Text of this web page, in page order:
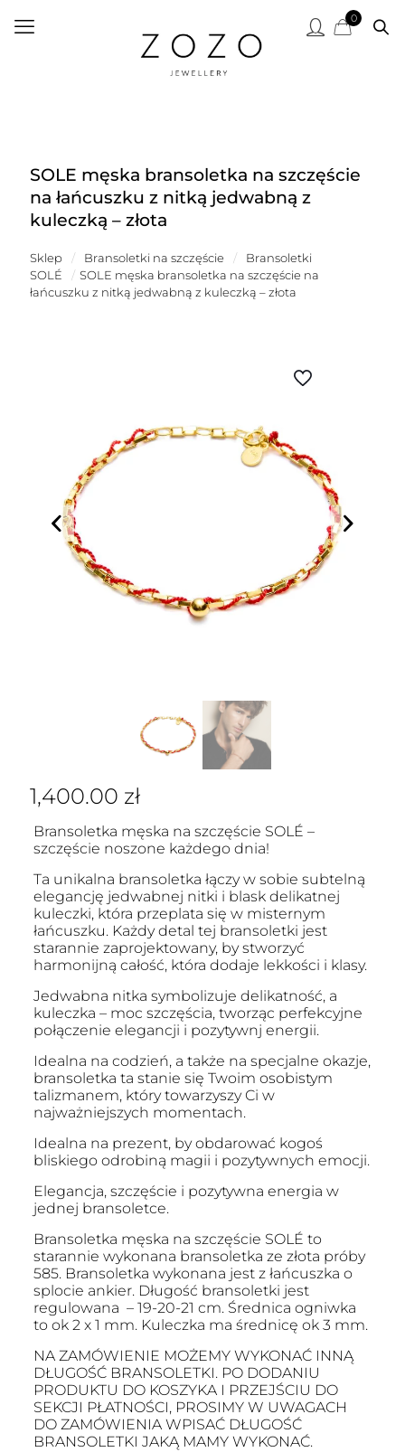
0
SOLE męska bransoletka na szczęście
na łańcuszku z nitką jedwabną z
kuleczką – złota
Sklep / Bransoletki na szczęście /
Bransoletki
SOLÉ
/ SOLE męska bransoletka na szczęście na
łańcuszku z nitką jedwabną z kuleczką – złota
1,400.00 zł
Bransoletka męska na szczęście SOLÉ –
szczęście noszone każdego dnia!
Ta unikalna bransoletka łączy w sobie subtelną
elegancję jedwabnej nitki i blask delikatnej
kuleczki, która przeplata się w misternym
łańcuszku. Każdy detal tej bransoletki jest
starannie zaprojektowany, by stworzyć
harmonijną całość, która dodaje lekkości i klasy.
Jedwabna nitka symbolizuje delikatność, a
kuleczka – moc szczęścia, tworząc perfekcyjne
połączenie elegancji i pozytywnj energii.
Idealna na codzień, a także na specjalne okazje,
bransoletka ta stanie się Twoim osobistym
talizmanem, który towarzyszy Ci w
najważniejszych momentach.
Idealna na prezent, by obdarować kogoś
bliskiego odrobiną magii i pozytywnych emocji.
Elegancja, szczęście i pozytywna energia w
jednej bransoletce.
Bransoletka męska na szczęście SOLÉ to
starannie wykonana bransoletka ze złota próby
585. Bransoletka wykonana jest z łańcuszka o
splocie ankier. Długość bransoletki jest
regulowana – 19-20-21 cm. Średnica ogniwka
to ok 2 x 1 mm. Kuleczka ma średnicę ok 3 mm.
NA ZAMÓWIENIE MOŻEMY WYKONAĆ INNĄ
DŁUGOŚĆ BRANSOLETKI. PO DODANIU
PRODUKTU DO KOSZYKA I PRZEJŚCIU DO
SEKCJI PŁATNOŚCI, PROSIMY W UWAGACH
DO ZAMÓWIENIA WPISAĆ DŁUGOŚĆ
BRANSOLETKI JAKĄ MAMY WYKONAĆ.